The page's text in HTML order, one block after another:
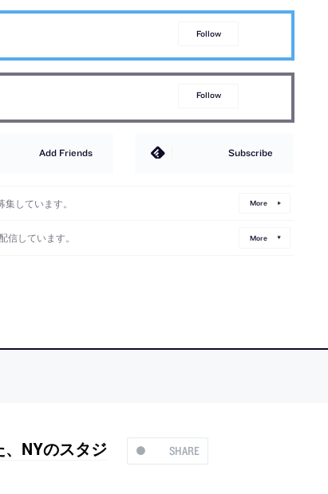
Follow
Follow
Add Friends Subscribe
しています。 More
信しています。 More
SHARE
NYのスタジ